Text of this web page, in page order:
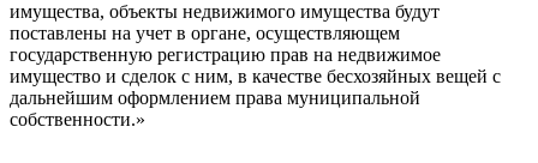
имущества, объекты недвижимого имущества будут
поставлены на учет в органе, осуществляющем
государственную регистрацию прав на недвижимое
имущество и сделок с ним, в качестве бесхозяйных вещей с
дальнейшим оформлением права муниципальной
собственности.»